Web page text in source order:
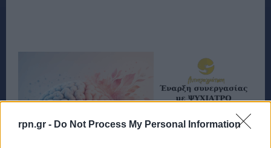
rpn.gr - Do Not Process My Personal Information